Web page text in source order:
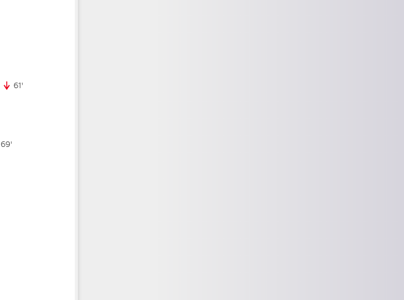
20. minute
61'
69'